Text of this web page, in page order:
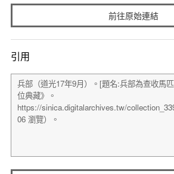
前往原始連結
引用